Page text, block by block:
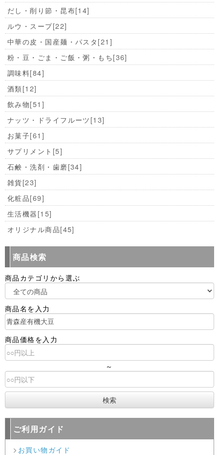
だし・削り節・昆布[14]
ルウ・スープ[22]
中華の皮・国産麺・パスタ[21]
粉・豆・ごま・ご飯・粥・もち[36]
調味料[84]
酒類[12]
飲み物[51]
ナッツ・ドライフルーツ[13]
お菓子[61]
サプリメント [5]
石鹸・洗剤・歯磨[34]
雑貨[23]
化粧品[69]
生活機器[15]
オリジナル商品[45]
商品検索
商品カテゴリから選ぶ
商品名を入力
商品価格を入力
～
ご利用ガイド
お買い物ガイド